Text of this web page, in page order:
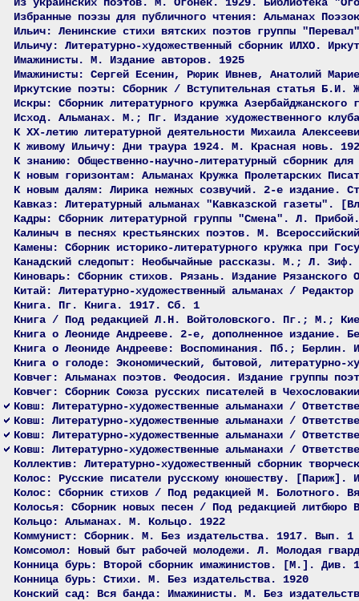
Избранные поэзы для публичного чтения: Альманах
Ильич: Ленинские стихи вятских поэтов группы
Ильичу: Литературно-художественный сборник ИЛХО.
Имажинисты. М. Издание авторов. 1925
Имажинисты: Сергей Есенин, Рюрик Ивнев, Анатолий
Иркутские поэты: Сборник / Вступительная статья Б.И.
Искры: Сборник литературного кружка
Исход. Альманах. М.; Пг. Издание художественного
К XX-летию литературной деятельности Михаила
К живому Ильичу: Дни траура 1924. М. Красная новь.
К знанию: Общественно-научно-литературный сборник
К новым горизонтам: Альманах Кружка Пролетарских
К новым далям: Лирика нежных созвучий. 2-е издание.
Кавказ: Литературный альманах "Кавказской газеты".
Кадры: Сборник литературной группы "Смена". Л.
Калиныч в песнях крестьянских поэтов. М.
Камены: Сборник историко-литературного кружка при
Канадский следопыт: Необычайные рассказы. М.; Л.
Киноварь: Сборник стихов. Рязань. Издание Рязанского
Китай: Литературно-художественный альманах /
Книга. Пг. Книга. 1917. Сб. 1
Книга / Под редакцией Л.Н. Войтоловского. Пг.; М.;
Книга о Леониде Андрееве. 2-е, дополненное издание.
Книга о Леониде Андрееве: Воспоминания. Пб.; Берлин.
Книга о голоде: Экономический, бытовой, литературно-
Ковчег: Альманах поэтов. Феодосия. Издание группы
Ковчег: Сборник Союза русских писателей в
Ковш: Литературно-художественные альманахи /
Ковш: Литературно-художественные альманахи /
Ковш: Литературно-художественные альманахи /
Ковш: Литературно-художественные альманахи /
Коллектив: Литературно-художественный сборник
Колос: Русские писатели русскому юношеству. [Париж].
Колос: Сборник стихов / Под редакцией М. Болотного.
Колосья: Сборник новых песен / Под редакцией
Кольцо: Альманах. М. Кольцо. 1922
Коммунист: Сборник. М. Без издательства. 1917. Вып. 1
Комсомол: Новый быт рабочей молодежи. Л. Молодая
Конница бурь: Второй сборник имажинистов. [М.]. Див.
Конница бурь: Стихи. М. Без издательства. 1920
Конский сад: Вся банда: Имажинисты. М. Без